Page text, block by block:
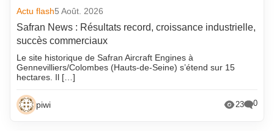
Actu flash5 Août. 2026
Safran News : Résultats record, croissance industrielle,
succès commerciaux
Le site historique de Safran Aircraft Engines à
Gennevilliers/Colombes (Hauts-de-Seine) s’étend sur 15
hectares. Il […]
piwi 23 0